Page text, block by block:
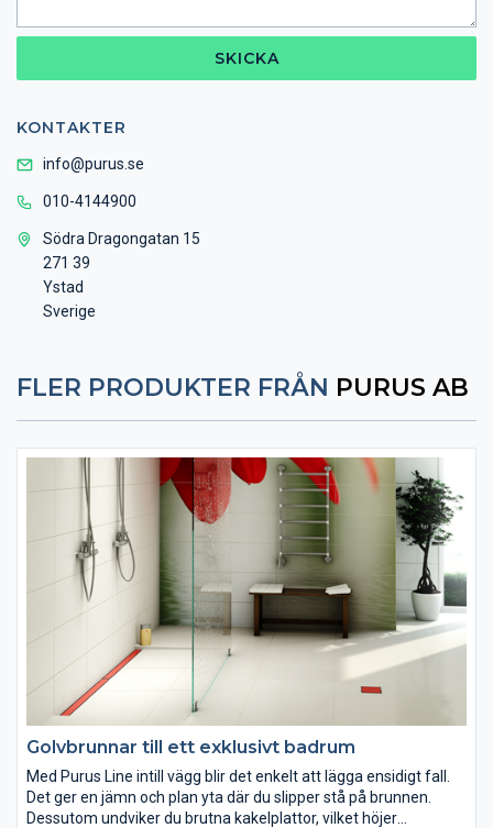
SKICKA
KONTAKTER
info@purus.se
010-4144900
Södra Dragongatan 15
271 39
Ystad
Sverige
FLER PRODUKTER FRÅN PURUS AB
Golvbrunnar till ett exklusivt badrum
Med Purus Line intill vägg blir det enkelt att lägga ensidigt fall.
Det ger en jämn och plan yta där du slipper stå på brunnen.
Dessutom undviker du brutna kakelplattor, vilket höjer